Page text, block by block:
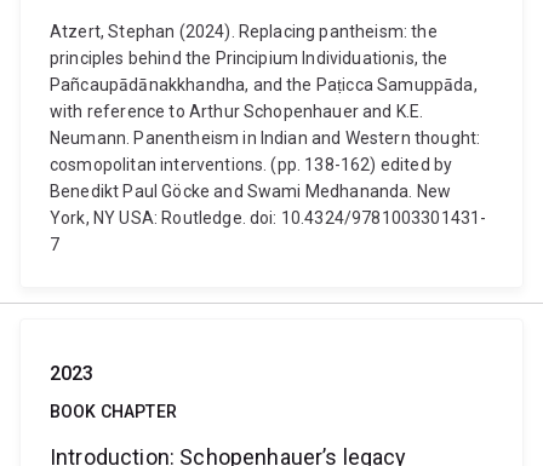
Atzert, Stephan (2024). Replacing pantheism: the
principles behind the Principium Individuationis, the
Pañcaupādānakkhandha, and the Paṭicca Samuppāda,
with reference to Arthur Schopenhauer and K.E.
Neumann. Panentheism in Indian and Western thought:
cosmopolitan interventions. (pp. 138-162) edited by
Benedikt Paul Göcke and Swami Medhananda. New
York, NY USA: Routledge. doi: 10.4324/9781003301431-
7
2023
BOOK CHAPTER
Introduction: Schopenhauer’s legacy